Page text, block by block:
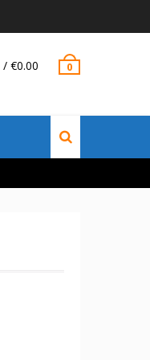
/ €0.00 0